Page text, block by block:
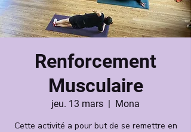
Renforcement
Musculaire
jeu. 13 mars
  |
Mona
Cette activité a pour but de se remettre en